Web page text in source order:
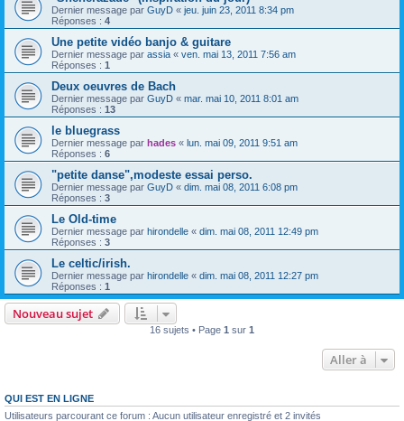
Dernier message par GuyD « jeu. juin 23, 2011 8:34 pm
Réponses : 4
Une petite vidéo banjo & guitare
Dernier message par assia « ven. mai 13, 2011 7:56 am
Réponses : 1
Deux oeuvres de Bach
Dernier message par GuyD « mar. mai 10, 2011 8:01 am
Réponses : 13
le bluegrass
Dernier message par hades « lun. mai 09, 2011 9:51 am
Réponses : 6
"petite danse",modeste essai perso.
Dernier message par GuyD « dim. mai 08, 2011 6:08 pm
Réponses : 3
Le Old-time
Dernier message par hirondelle « dim. mai 08, 2011 12:49 pm
Réponses : 3
Le celtic/irish.
Dernier message par hirondelle « dim. mai 08, 2011 12:27 pm
Réponses : 1
Nouveau sujet
16 sujets • Page 1 sur 1
Aller à
QUI EST EN LIGNE
Utilisateurs parcourant ce forum : Aucun utilisateur enregistré et 2 invités